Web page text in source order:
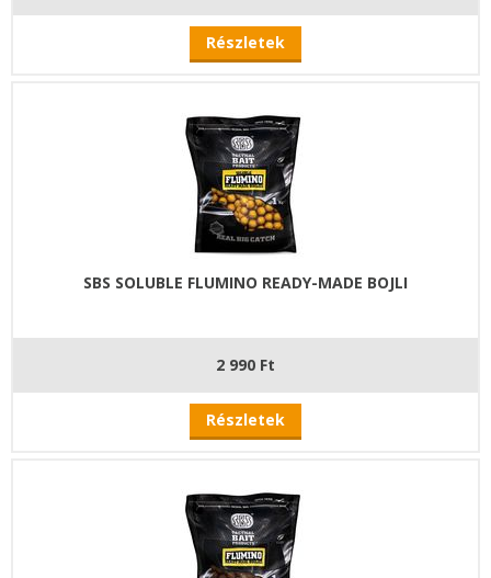
Részletek
SBS SOLUBLE FLUMINO READY-MADE BOJLI
2 990 Ft
Részletek